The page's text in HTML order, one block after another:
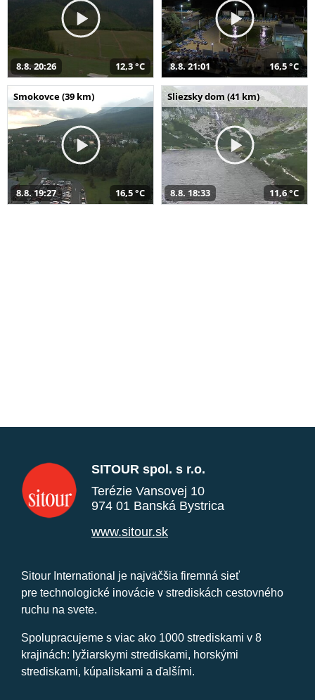
8.8. 20:26 12,3 °C 8.8. 21:01 16,5 °C
Smokovce (39 km)
8.8. 19:27 16,5 °C
Sliezsky dom (41 km)
8.8. 18:33 11,6 °C
SITOUR spol. s r.o.
Terézie Vansovej 10
974 01 Banská Bystrica
www.sitour.sk
Sitour International je najväčšia firemná sieť
pre technologické inovácie v strediskách cestovného
ruchu na svete.
Spolupracujeme s viac ako 1000 strediskami v 8
krajinách: lyžiarskymi strediskami, horskými
strediskami, kúpaliskami a ďalšími.